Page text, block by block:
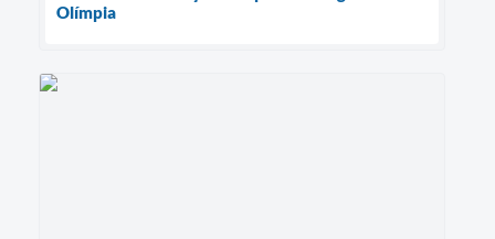
Olímpia